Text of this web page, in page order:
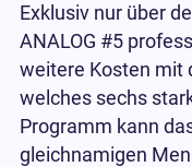
Exklusiv nur über
ANALOG #5
weitere Kosten mit
welches sechs
Programm kann
gleichnamigen